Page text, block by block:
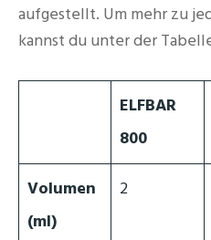
aufgestellt. Um mehr zu
kannst du unter der
ELFBAR
800
Volumen
(ml)
2